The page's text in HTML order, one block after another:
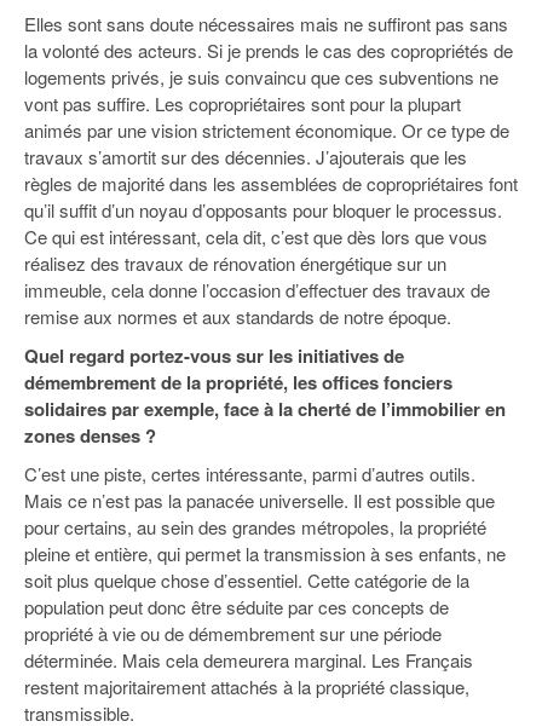
Elles sont sans doute nécessaires mais ne suffiront pas sans
la volonté des acteurs. Si je prends le cas des copropriétés de
logements privés, je suis convaincu que ces subventions ne
vont pas suffire. Les copropriétaires sont pour la plupart
animés par une vision strictement économique. Or ce type de
travaux s’amortit sur des décennies. J’ajouterais que les
règles de majorité dans les assemblées de copropriétaires font
qu’il suffit d’un noyau d’opposants pour bloquer le processus.
Ce qui est intéressant, cela dit, c’est que dès lors que vous
réalisez des travaux de rénovation énergétique sur un
immeuble, cela donne l’occasion d’effectuer des travaux de
remise aux normes et aux standards de notre époque.
Quel regard portez-vous sur les initiatives de
démembrement de la propriété, les offices fonciers
solidaires par exemple, face à la cherté de l’immobilier en
zones denses ?
C’est une piste, certes intéressante, parmi d’autres outils.
Mais ce n’est pas la panacée universelle. Il est possible que
pour certains, au sein des grandes métropoles, la propriété
pleine et entière, qui permet la transmission à ses enfants, ne
soit plus quelque chose d’essentiel. Cette catégorie de la
population peut donc être séduite par ces concepts de
propriété à vie ou de démembrement sur une période
déterminée. Mais cela demeurera marginal. Les Français
restent majoritairement attachés à la propriété classique,
transmissible.